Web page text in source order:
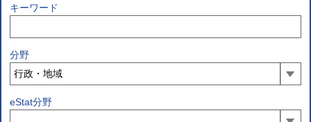
キーワード
分野
eStat分野